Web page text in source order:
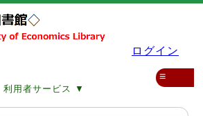
ログイン
利用者サービス ▼
≡